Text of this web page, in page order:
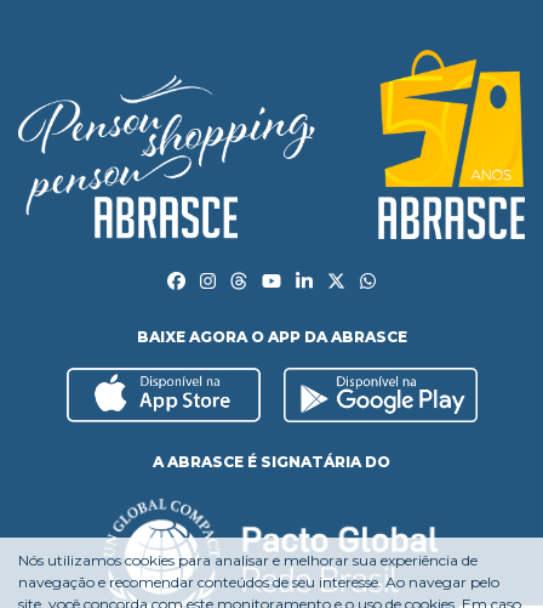
BAIXE AGORA O APP DA ABRASCE
A ABRASCE É SIGNATÁRIA DO
Nós utilizamos cookies para analisar e melhorar sua experiência de
navegação e recomendar conteúdos de seu interesse. Ao navegar pelo
site, você concorda com este monitoramento e o uso de cookies. Em caso